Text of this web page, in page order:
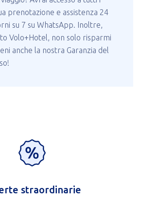
prenotazione e assistenza 24
su 7 su WhatsApp. Inoltre,
Volo+Hotel, non solo risparmi
anche la nostra Garanzia del
straordinarie